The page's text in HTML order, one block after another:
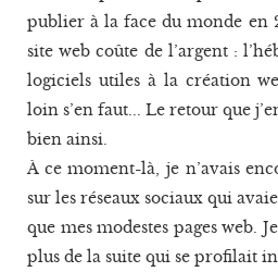
publier à la face du monde en
site web coûte de l’argent :
logiciels utiles à la création
loin s’en faut... Le retour que
bien ainsi.
À ce moment-là, je n’avais
sur les réseaux sociaux qui
que mes modestes pages web.
plus de la suite qui se profilait